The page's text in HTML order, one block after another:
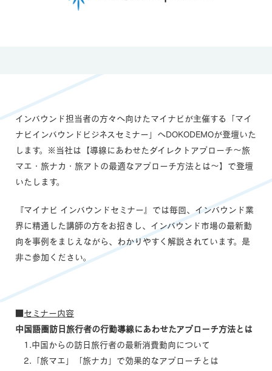
インバウンド担当者の方々へ向けたマイナビが主催する「マイ
ナビインバウンドビジネスセミナー」へDOKODEMOが登壇いた
します。※当社は【導線にあわせたダイレクトアプローチ～旅
マエ・旅ナカ・旅アトの最適なアプローチ方法とは～】で登壇
いたします。
『マイナビ インバウンドセミナー』では毎回、インバウンド業
界に精通した講師の方をお招きし、インバウンド市場の最新動
向を事例をまじえながら、わかりやすく解説されています。是
非ご参加ください。
セミナー内容
中国語圏訪日旅行者の行動導線にあわせたアプローチ方法とは
1.中国からの訪日旅行者の最新消費動向について
2.「旅マエ」「旅ナカ」で効果的なアプローチとは